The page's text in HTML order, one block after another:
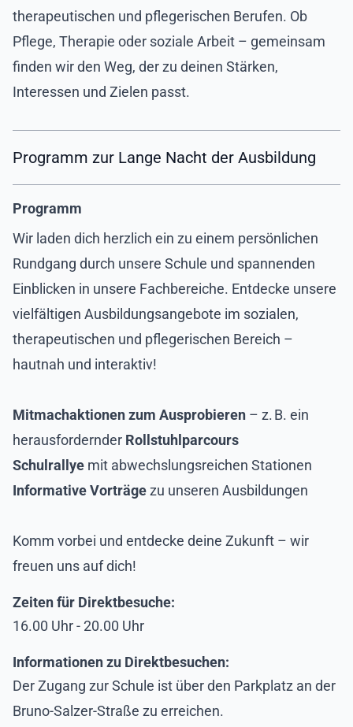
therapeutischen und pflegerischen Berufen. Ob
Pflege, Therapie oder soziale Arbeit – gemeinsam
finden wir den Weg, der zu deinen Stärken,
Interessen und Zielen passt.
Programm zur Lange Nacht der Ausbildung
Programm
Wir laden dich herzlich ein zu einem persönlichen
Rundgang durch unsere Schule und spannenden
Einblicken in unsere Fachbereiche. Entdecke unsere
vielfältigen Ausbildungsangebote im sozialen,
therapeutischen und pflegerischen Bereich –
hautnah und interaktiv!
Mitmachaktionen zum Ausprobieren – z. B. ein
herausfordernder Rollstuhlparcours
Schulrallye mit abwechslungsreichen Stationen
Informative Vorträgezu unseren Ausbildungen
Komm vorbei und entdecke deine Zukunft – wir
freuen uns auf dich!
Zeiten für Direktbesuche:
16.00 Uhr - 20.00 Uhr
Informationen zu Direktbesuchen:
Der Zugang zur Schule ist über den Parkplatz an der
Bruno-Salzer-Straße zu erreichen.